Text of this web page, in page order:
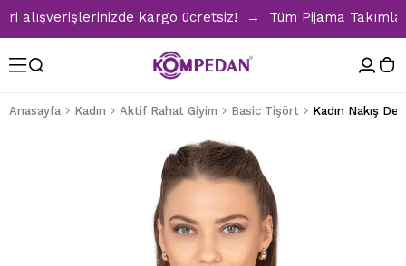
kargo ücretsiz! → Tüm Pijama
Anasayfa Kadın Aktif Rahat Giyim Basic Tişört